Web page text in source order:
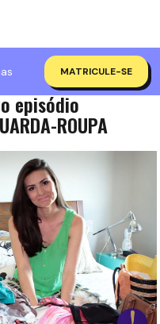
MATRICULE-SE
SÓ DUAS
episódio
ROUPA